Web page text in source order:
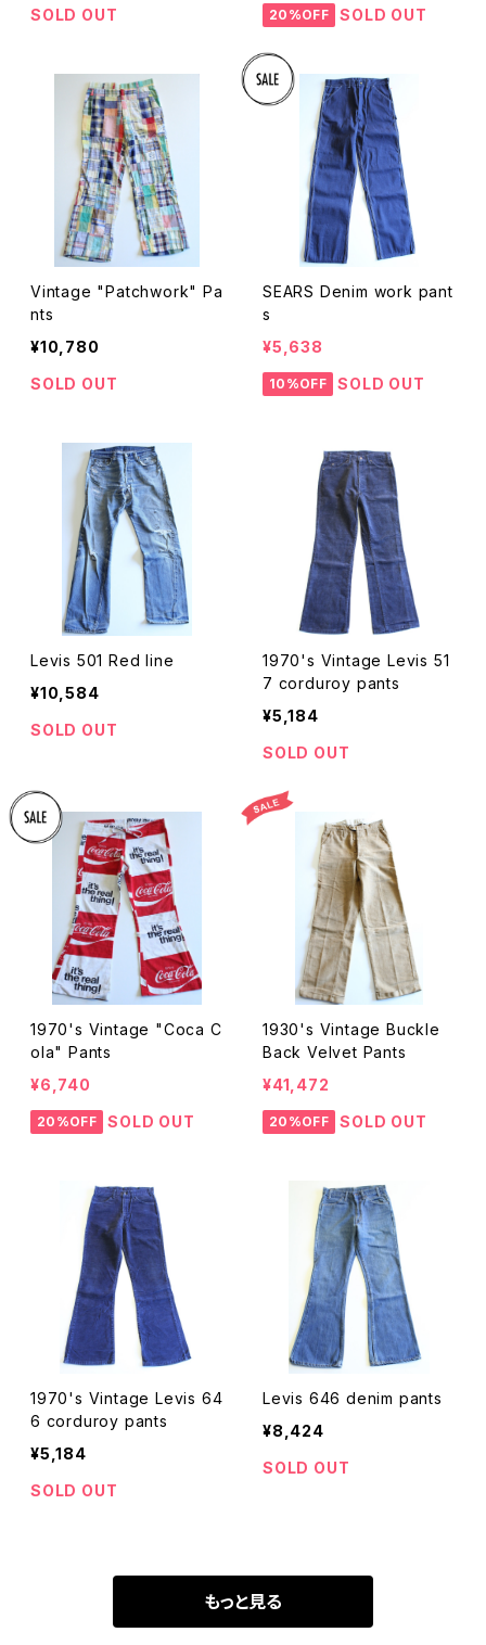
SOLD OUT 20%OFF SOLD OUT
Vintage "Patchwork" Pa
nts
¥10,780
SOLD OUT
SEARS Denim work pant
s
¥5,638
10%OFF SOLD OUT
Levis 501 Red line
¥10,584
SOLD OUT
1970's Vintage Levis 51
7 corduroy pants
¥5,184
SOLD OUT
1970's Vintage "Coca C
ola" Pants
¥6,740
20%OFF SOLD OUT
1930's Vintage Buckle
Back Velvet Pants
¥41,472
20%OFF SOLD OUT
1970's Vintage Levis 64
6 corduroy pants
¥5,184
SOLD OUT
Levis 646 denim pants
¥8,424
SOLD OUT
もっと見る